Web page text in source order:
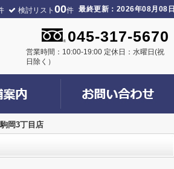
検討リスト 00件 最終更新：2026年08月08日
045-317-5670
営業時間：10:00-19:00 定休日：水曜日(祝
日除く）
岡3丁目店